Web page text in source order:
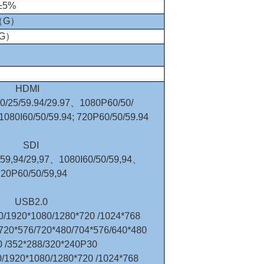
）
HDMI
25/59.94/29.97、1080P60/50/
50/59.94; 720P60/50/59.94
SDI
29,97、1080I60/50/59,94、
50/59,94
USB2.0
1920*1080/1280*720 /1024*768
720*480/704*576/640*480
/352*288/320*240P30
1920*1080/1280*720 /1024*768